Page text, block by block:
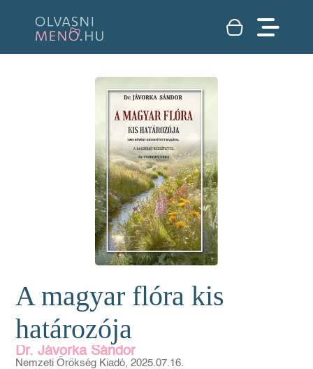
A magyar flóra kis
határozója
Dr. Jávorka Sándor
Nemzeti Örökség Kiadó, 2025.07.16.